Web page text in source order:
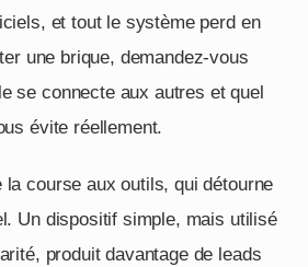
et tout le système perd en
une brique, demandez-vous
se connecte aux autres et quel
évite réellement.
course aux outils, qui détourne
Un dispositif simple, mais utilisé
produit davantage de leads